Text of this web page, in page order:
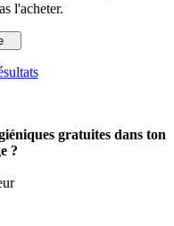
l'acheter.
gratuites dans ton
?